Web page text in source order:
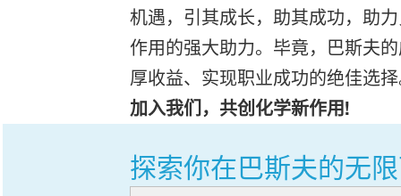
机遇，引其成长，助其成功，助
作用的强大助力。毕竟，巴斯夫
厚收益、实现职业成功的绝佳选
加入我们，共创化学新作用!
探索你在巴斯夫的无